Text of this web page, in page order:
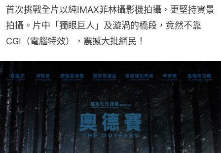
首次挑戰全片以純IMAX菲林攝影機拍攝，更堅持實景
拍攝。片中「獨眼巨人」及漩渦的橋段，竟然不靠
CGI（電腦特效），震撼大批網民！